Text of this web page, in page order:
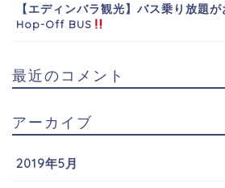
【エディンバラ観光】バス乗り放題
Hop-Off BUS
最近のコメント
アーカイブ
2019年5月